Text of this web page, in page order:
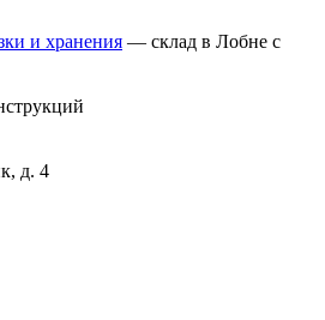
и хранения — склад в Лобне с
д. 4